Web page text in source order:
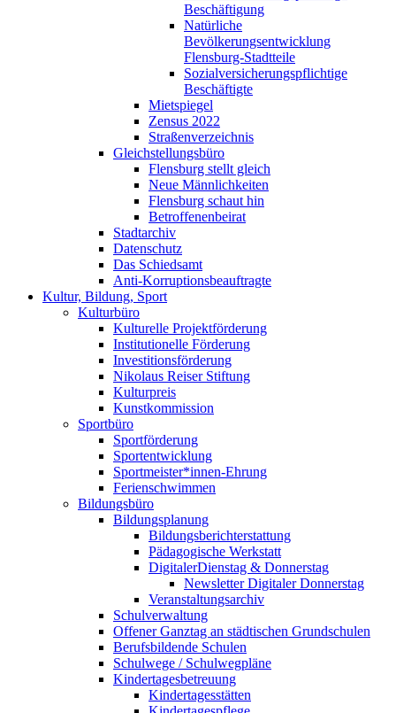
Beschäftigung
Natürliche
Bevölkerungsentwicklung
Flensburg-Stadtteile
Sozialversicherungspflichtige
Beschäftigte
Mietspiegel
Zensus 2022
Straßenverzeichnis
Gleichstellungsbüro
Flensburg stellt gleich
Neue Männlichkeiten
Flensburg schaut hin
Betroffenenbeirat
Stadtarchiv
Datenschutz
Das Schiedsamt
Anti-Korruptionsbeauftragte
Kultur, Bildung, Sport
Kulturbüro
Kulturelle Projektförderung
Institutionelle Förderung
Investitionsförderung
Nikolaus Reiser Stiftung
Kulturpreis
Kunstkommission
Sportbüro
Sportförderung
Sportentwicklung
Sportmeister*innen-Ehrung
Ferienschwimmen
Bildungsbüro
Bildungsplanung
Bildungsberichterstattung
Pädagogische Werkstatt
DigitalerDienstag & Donnerstag
Newsletter Digitaler Donnerstag
Veranstaltungsarchiv
Schulverwaltung
Offener Ganztag an städtischen Grundschulen
Berufsbildende Schulen
Schulwege / Schulwegpläne
Kindertagesbetreuung
Kindertagesstätten